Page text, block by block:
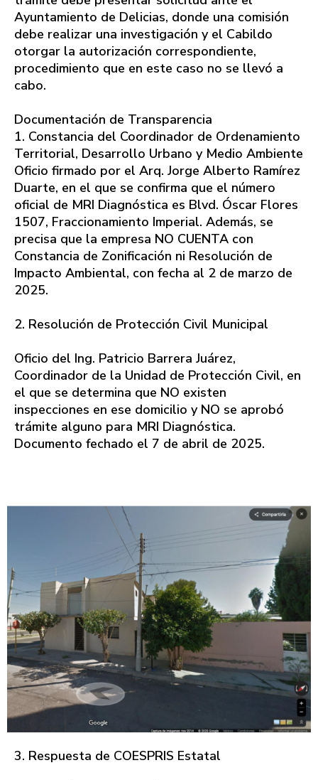
Ayuntamiento de Delicias, donde una comisión
debe realizar una investigación y el Cabildo
otorgar la autorización correspondiente,
procedimiento que en este caso no se llevó a
cabo.
Documentación de Transparencia
1. Constancia del Coordinador de Ordenamiento
Territorial, Desarrollo Urbano y Medio Ambiente
Oficio firmado por el Arq. Jorge Alberto Ramírez
Duarte, en el que se confirma que el número
oficial de MRI Diagnóstica es Blvd. Óscar Flores
1507, Fraccionamiento Imperial. Además, se
precisa que la empresa NO CUENTA con
Constancia de Zonificación ni Resolución de
Impacto Ambiental, con fecha al 2 de marzo de
2025.
2. Resolución de Protección Civil Municipal
Oficio del Ing. Patricio Barrera Juárez,
Coordinador de la Unidad de Protección Civil, en
el que se determina que NO existen
inspecciones en ese domicilio y NO se aprobó
trámite alguno para MRI Diagnóstica.
Documento fechado el 7 de abril de 2025.
3. Respuesta de COESPRIS Estatal